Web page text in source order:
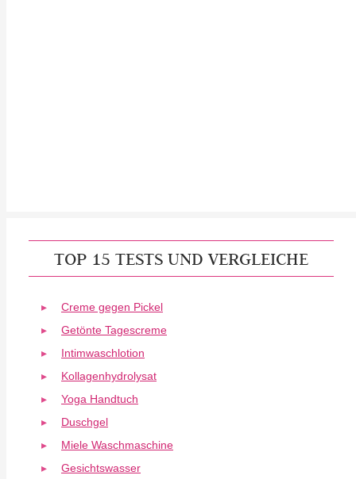
TOP 15 TESTS UND VERGLEICHE
Creme gegen Pickel
Getönte Tagescreme
Intimwaschlotion
Kollagenhydrolysat
Yoga Handtuch
Duschgel
Miele Waschmaschine
Gesichtswasser